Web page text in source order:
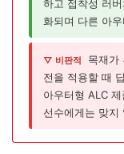
하고 접착성 러
화되며 다른 아
▽ 비판적
목재가
전을 적용할 때
아우터형 ALC
선수에게는 맞지